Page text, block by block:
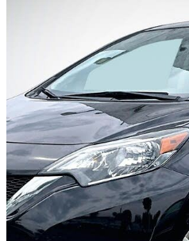
2018 Nissan Versa Note